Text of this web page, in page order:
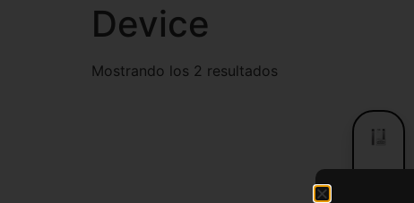
Device
Mostrando los 2 resultados